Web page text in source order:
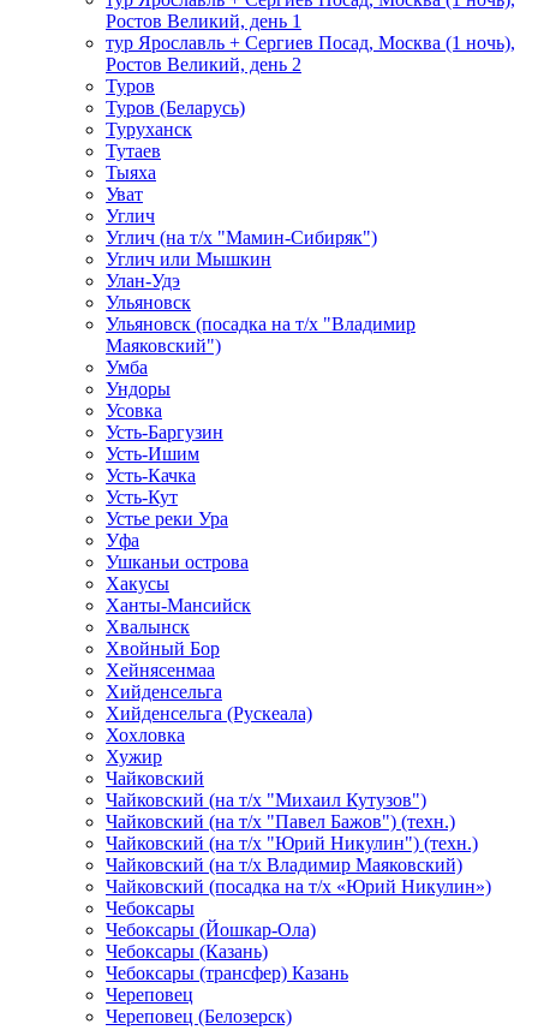
Ростов Великий, день 1
тур Ярославль + Сергиев Посад, Москва (1 ночь),
Ростов Великий, день 2
Туров
Туров (Беларусь)
Туруханск
Тутаев
Тыяха
Уват
Углич
Углич (на т/х "Мамин-Сибиряк")
Углич или Мышкин
Улан-Удэ
Ульяновск
Ульяновск (посадка на т/х "Владимир
Маяковский")
Умба
Ундоры
Усовка
Усть-Баргузин
Усть-Ишим
Усть-Качка
Усть-Кут
Устье реки Ура
Уфа
Ушканьи острова
Хакусы
Ханты-Мансийск
Хвалынск
Хвойный Бор
Хейнясенмаа
Хийденсельга
Хийденсельга (Рускеала)
Хохловка
Хужир
Чайковский
Чайковский (на т/х "Михаил Кутузов")
Чайковский (на т/х "Павел Бажов") (техн.)
Чайковский (на т/х "Юрий Никулин") (техн.)
Чайковский (на т/х Владимир Маяковский)
Чайковский (посадка на т/х «Юрий Никулин»)
Чебоксары
Чебоксары (Йошкар-Ола)
Чебоксары (Казань)
Чебоксары (трансфер) Казань
Череповец
Череповец (Белозерск)